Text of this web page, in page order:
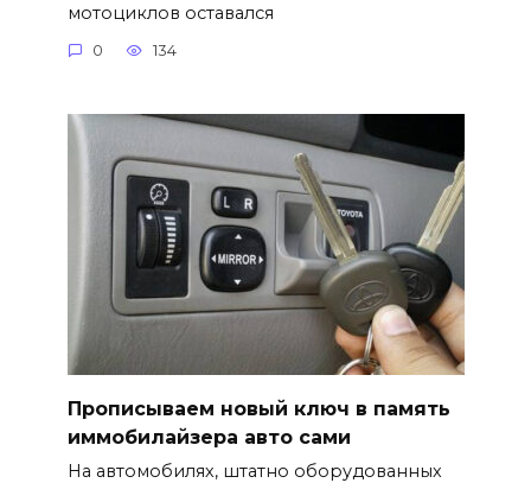
мотоциклов оставался
0 134
Прописываем новый ключ в память
иммобилайзера авто сами
На автомобилях, штатно оборудованных